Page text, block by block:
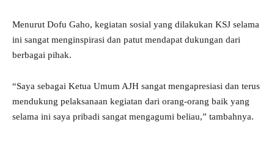
Menurut Dofu Gaho, kegiatan sosial yang dilakukan KSJ selama
ini sangat menginspirasi dan patut mendapat dukungan dari
berbagai pihak.
“Saya sebagai Ketua Umum AJH sangat mengapresiasi dan terus
mendukung pelaksanaan kegiatan dari orang-orang baik yang
selama ini saya pribadi sangat mengagumi beliau,” tambahnya.